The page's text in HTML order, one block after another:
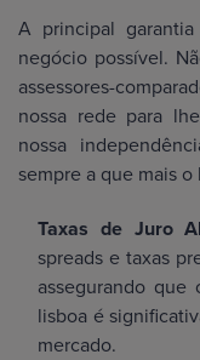
A principal
negócio possível.
assessores-
nossa rede para
nossa
sempre a que mais
Taxas de Juro
spreads e taxas
assegurando
lisboa é
mercado.